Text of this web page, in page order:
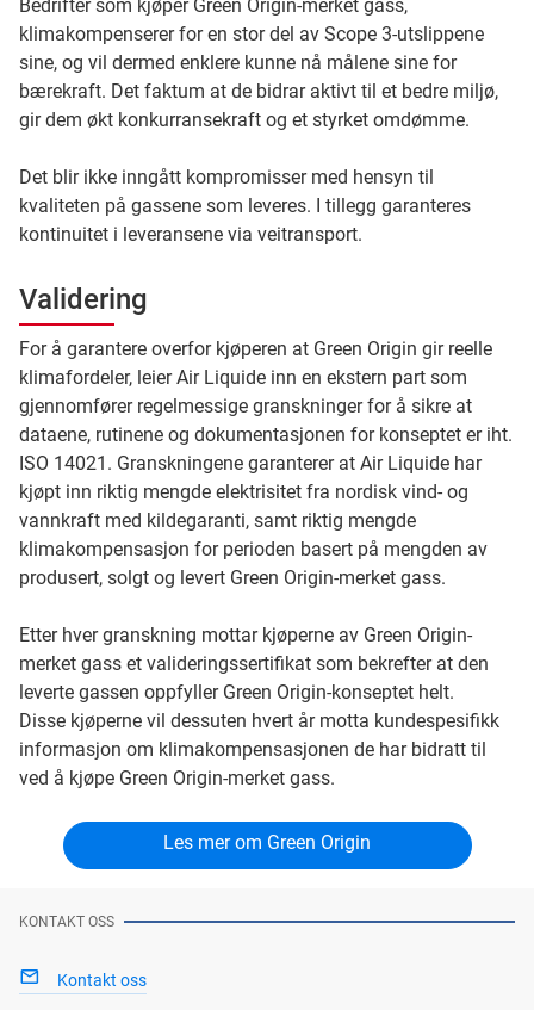
Bedrifter som kjøper Green Origin-merket gass,
klimakompenserer for en stor del av Scope 3-utslippene
sine, og vil dermed enklere kunne nå målene sine for
bærekraft. Det faktum at de bidrar aktivt til et bedre miljø,
gir dem økt konkurransekraft og et styrket omdømme.
Det blir ikke inngått kompromisser med hensyn til
kvaliteten på gassene som leveres. I tillegg garanteres
kontinuitet i leveransene via veitransport.
Validering
For å garantere overfor kjøperen at Green Origin gir reelle
klimafordeler, leier Air Liquide inn en ekstern part som
gjennomfører regelmessige granskninger for å sikre at
dataene, rutinene og dokumentasjonen for konseptet er iht.
ISO 14021. Granskningene garanterer at Air Liquide har
kjøpt inn riktig mengde elektrisitet fra nordisk vind- og
vannkraft med kildegaranti, samt riktig mengde
klimakompensasjon for perioden basert på mengden av
produsert, solgt og levert Green Origin-merket gass.
Etter hver granskning mottar kjøperne av Green Origin-
merket gass et valideringssertifikat som bekrefter at den
leverte gassen oppfyller Green Origin-konseptet helt.
Disse kjøperne vil dessuten hvert år motta kundespesifikk
informasjon om klimakompensasjonen de har bidratt til
ved å kjøpe Green Origin-merket gass.
Les mer om Green Origin
KONTAKT OSS
Kontakt oss